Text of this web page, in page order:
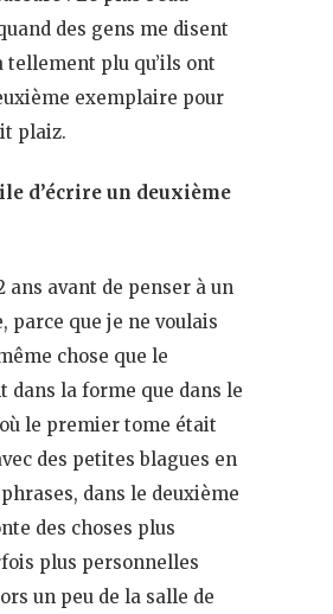
des gens me disent
tellement plu qu’ils ont
exemplaire pour
plaiz.
d’écrire un deuxième
ans avant de penser à un
parce que je ne voulais
chose que le
dans la forme que dans le
le premier tome était
des petites blagues en
dans le deuxième
des choses plus
plus personnelles
un peu de la salle de